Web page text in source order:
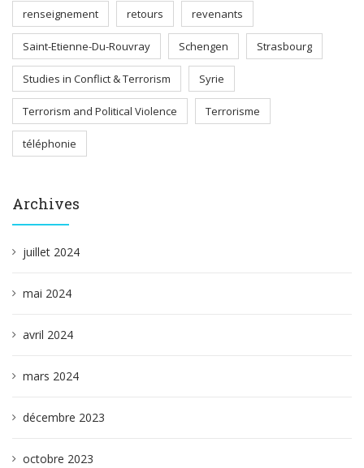
renseignement retours revenants
Saint-Etienne-Du-Rouvray Schengen Strasbourg
Studies in Conflict & Terrorism Syrie
Terrorism and Political Violence Terrorisme
téléphonie
Archives
juillet 2024
mai 2024
avril 2024
mars 2024
décembre 2023
octobre 2023